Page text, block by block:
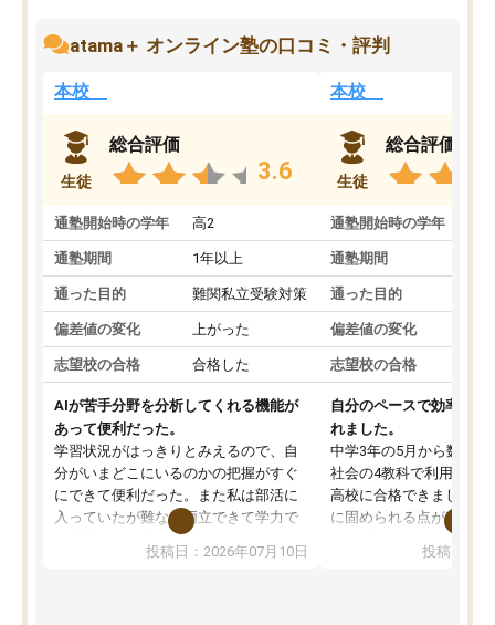
atama＋ オンライン塾の口コミ・評判
本校
生徒
総合評価
3.6
通塾開始時の学年 高2
通塾期間 1年以上
通った目的 難関私立受験対策
偏差値の変化 上がった
志望校の合格 合格した
AIが苦手分野を分析してくれる機能が
あって便利だった。
学習状況がはっきりとみえるので、自
分がいまどこにいるのかの把握がすぐ
にできて便利だった。また私は部活に
入っていたが難なく両立できて学力で
も部活でも結果を残すことができてよ
かった。また問題演習の際に、自分が
投稿日：2026年07月10日
本校
生徒
総合評価
通塾開始時の学年
通塾期間
通った目的
偏差値の変化
志望校の合格
自分のペースで効率よく
れました。
中学3年の5月から数学・
社会の4教科で利用し、
高校に合格できました。
に固められる点が魅力で
項目のおかげで、手軽
投稿日：